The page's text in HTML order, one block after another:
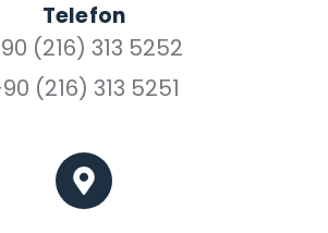
Telefon
(216) 313 5252
(216) 313 5251